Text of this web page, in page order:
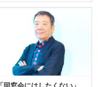
「同窓会にはしたくない」